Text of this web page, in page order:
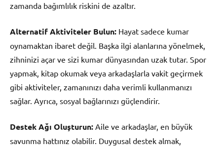
zamanda bağımlılık riskini de azaltır.
Alternatif Aktiviteler Bulun: Hayat sadece kumar
oynamaktan ibaret değil. Başka ilgi alanlarına yönelmek,
zihninizi açar ve sizi kumar dünyasından uzak tutar. Spor
yapmak, kitap okumak veya arkadaşlarla vakit geçirmek
gibi aktiviteler, zamanınızı daha verimli kullanmanızı
sağlar. Ayrıca, sosyal bağlarınızı güçlendirir.
Destek Ağı Oluşturun: Aile ve arkadaşlar, en büyük
savunma hattınız olabilir. Duygusal destek almak,